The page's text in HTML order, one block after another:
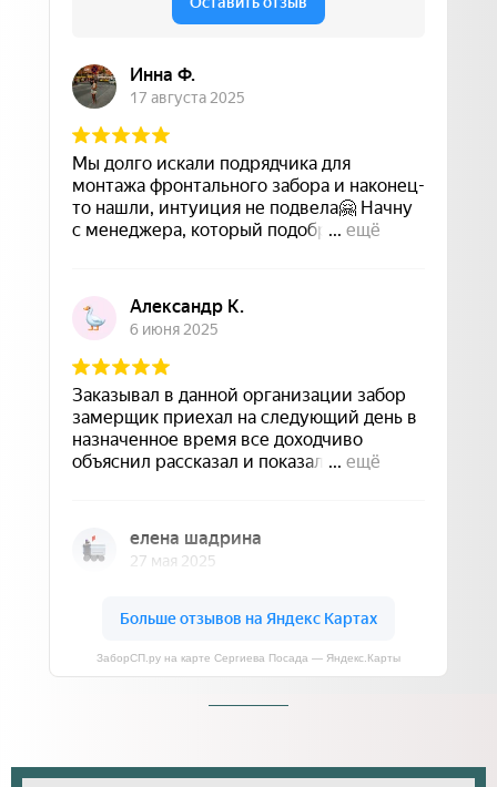
ЗаборСП.ру на карте Сергиева Посада — Яндекс.Карты